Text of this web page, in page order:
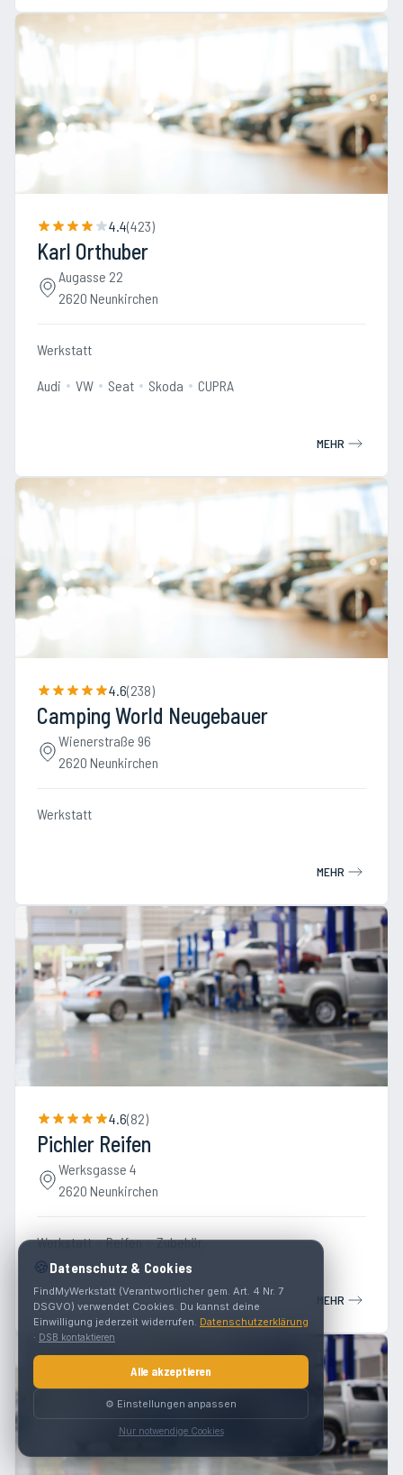
4.4(423)
Karl Orthuber
Augasse 22
2620 Neunkirchen
Werkstatt
Audi VW Seat Skoda CUPRA
MEHR
4.6(238)
Camping World Neugebauer
Wienerstraße 96
2620 Neunkirchen
Werkstatt
MEHR
4.6(82)
Pichler Reifen
Werksgasse 4
2620 Neunkirchen
Werkstatt Reifen Zubehör
MEHR
🍪Datenschutz & Cookies
FindMyWerkstatt (Verantwortlicher gem. Art. 4 Nr. 7
DSGVO) verwendet Cookies. Du kannst deine
Einwilligung jederzeit widerrufen. Datenschutzerklärung
· DSB kontaktieren
Alle akzeptieren
⚙️ Einstellungen anpassen
Nur notwendige Cookies